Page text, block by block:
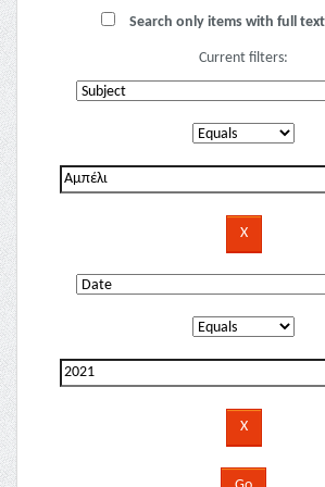
Search only items with full
Current filters: